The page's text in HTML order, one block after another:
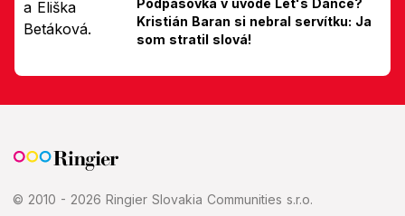
Podpásovka v úvode Let's Dance?
Kristián Baran si nebral servítku: Ja
som stratil slová!
© 2010 - 2026 Ringier Slovakia Communities s.r.o.